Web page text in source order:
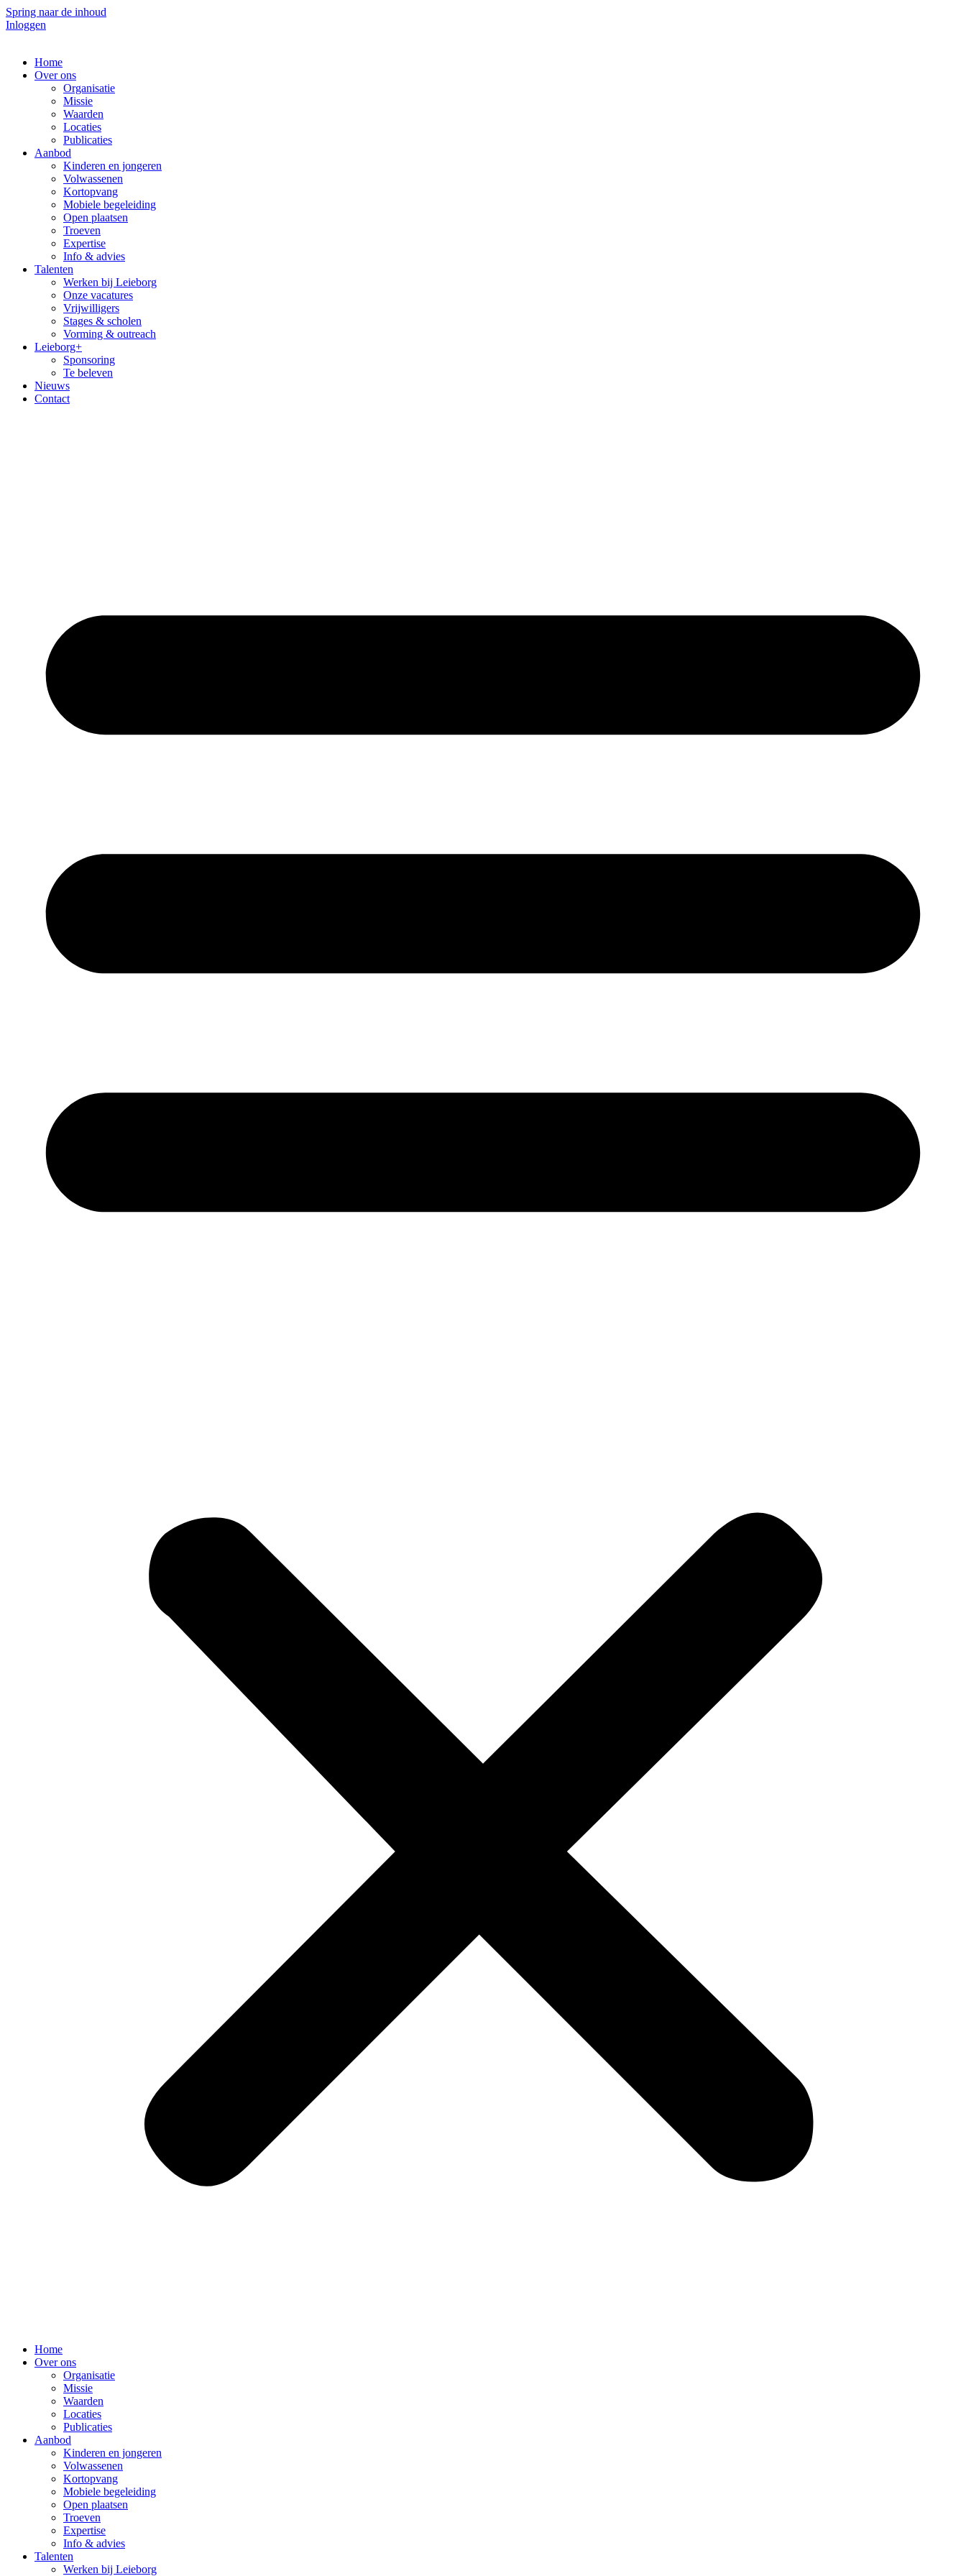
Spring naar de inhoud
Inloggen
Home
Over ons
Organisatie
Missie
Waarden
Locaties
Publicaties
Aanbod
Kinderen en jongeren
Volwassenen
Kortopvang
Mobiele begeleiding
Open plaatsen
Troeven
Expertise
Info & advies
Talenten
Werken bij Leieborg
Onze vacatures
Vrijwilligers
Stages & scholen
Vorming & outreach
Leieborg+
Sponsoring
Te beleven
Nieuws
Contact
Home
Over ons
Organisatie
Missie
Waarden
Locaties
Publicaties
Aanbod
Kinderen en jongeren
Volwassenen
Kortopvang
Mobiele begeleiding
Open plaatsen
Troeven
Expertise
Info & advies
Talenten
Werken bij Leieborg